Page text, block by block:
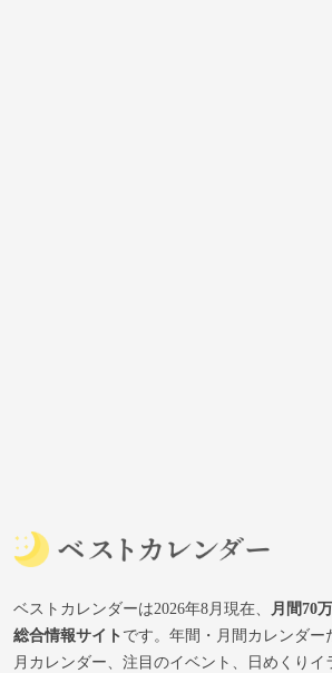
ベストカレンダーは2026年8月現在、
月間70
総合情報サイトです。年間・月間カレンダ
月カレンダー、注目のイベント、日めくりイ